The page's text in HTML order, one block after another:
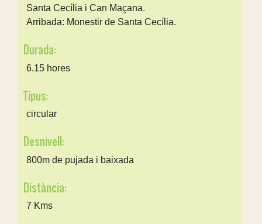
Santa Cecília i Can Maçana.
Arribada: Monestir de Santa Cecília.
Durada:
6.15 hores
Tipus:
circular
Desnivell:
800m de pujada i baixada
Distància:
7 Kms